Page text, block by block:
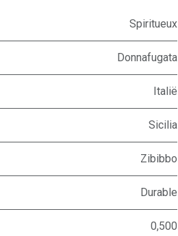
Spiritueux
Donnafugata
Italië
Sicilia
Zibibbo
Durable
0,500